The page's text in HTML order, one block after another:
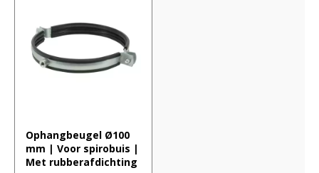
Ophangbeugel Ø100
mm | Voor spirobuis |
Met rubberafdichting